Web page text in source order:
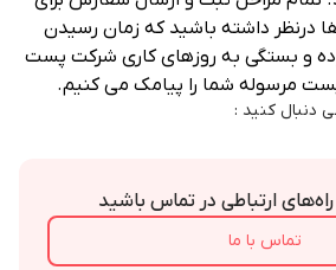
درنظر داشته باشید که زمان رسیدن
و بستگی به روزهای کاری شرکت پست
پست مرسوله شما را پیامک می کنیم.
دنبال کنید :
راه‌های ارتباطی در تماس باشید
تماس با ما